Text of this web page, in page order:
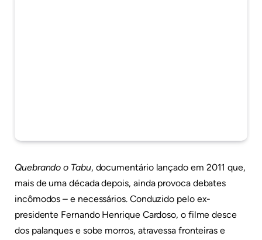
Quebrando o Tabu, documentário lançado em 2011 que,
mais de uma década depois, ainda provoca debates
incômodos – e necessários. Conduzido pelo ex-
presidente Fernando Henrique Cardoso, o filme desce
dos palanques e sobe morros, atravessa fronteiras e